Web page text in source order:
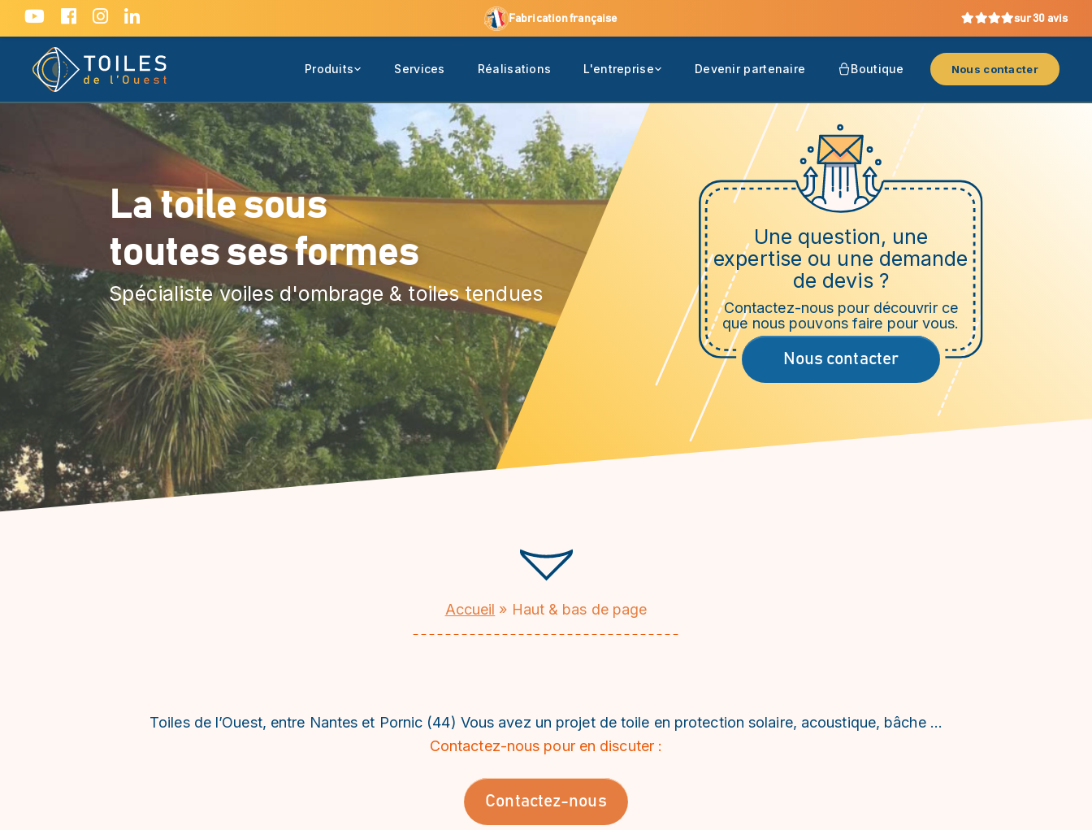
Fabrication française sur 30 avis
Produits Services Réalisations L'entreprise Devenir partenaire Boutique Nous contacter
La toile sous
toutes ses formes
Spécialiste voiles d'ombrage & toiles tendues
Une question, une
expertise ou une demande
de devis ?
Contactez-nous pour découvrir ce
que nous pouvons faire pour vous.
Nous contacter
Accueil » Haut & bas de page
Toiles de l’Ouest, entre Nantes et Pornic (44) Vous avez un projet de toile en protection solaire, acoustique, bâche …
Contactez-nous pour en discuter :
Contactez-nous